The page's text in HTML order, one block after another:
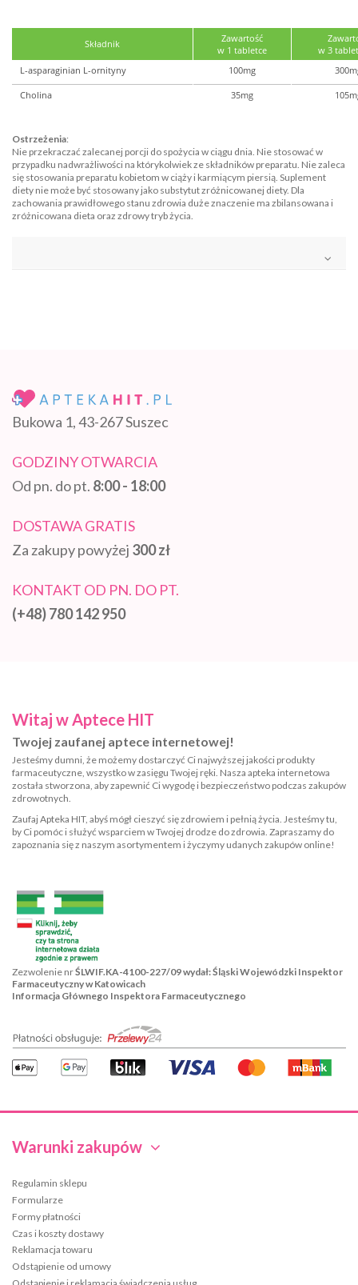
Składnik
Zawartość
w 1 tabletce
w 3
L-asparaginian L-ornityny
100mg
Cholina 35mg
Ostrzeżenia:
Nie przekraczać zalecanej porcji do spożycia w ciągu dnia. Nie stosować w
przypadku nadwrażliwości na którykolwiek ze składników preparatu. Nie zaleca
się stosowania preparatu kobietom w ciąży i karmiącym piersią. Suplement
diety nie może być stosowany jako substytut zróżnicowanej diety. Dla
zachowania prawidłowego stanu zdrowia duże znaczenie ma zbilansowana i
zróżnicowana dieta oraz zdrowy tryb życia.
Bukowa 1, 43-267 Suszec
GODZINY OTWARCIA
Od pn. do pt. 8:00 - 18:00
DOSTAWA GRATIS
Za zakupy powyżej 300 zł
KONTAKT OD PN. DO PT.
(+48) 780 142 950
Warunki zakupów
Regulamin sklepu
Formularze
Formy płatności
Czas i koszty dostawy
Reklamacja towaru
Odstąpienie od umowy
Witaj w Aptece HIT
Twojej zaufanej aptece internetowej!
Jesteśmy dumni, że możemy dostarczyć Ci najwyższej jakości produkty
farmaceutyczne, wszystko w zasięgu Twojej ręki. Nasza apteka internetowa
została stworzona, aby zapewnić Ci wygodę i bezpieczeństwo podczas zakupów
zdrowotnych.
Zaufaj Apteka HIT, abyś mógł cieszyć się zdrowiem i pełnią życia. Jesteśmy tu,
by Ci pomóc i służyć wsparciem w Twojej drodze do zdrowia. Zapraszamy do
zapoznania się z naszym asortymentem i życzymy udanych zakupów online!
Zezwolenie nrŚLWIF.KA-4100-227/09 wydał: Śląski Wojewódzki Inspektor
Farmaceutyczny w Katowicach
Informacja Głównego Inspektora Farmaceutycznego